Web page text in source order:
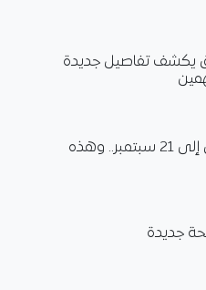
يكشف تفاصيل جديدة
تأجيل الدخول المدرسي إلى 21 سبتمبر.. وهذه
جديدة